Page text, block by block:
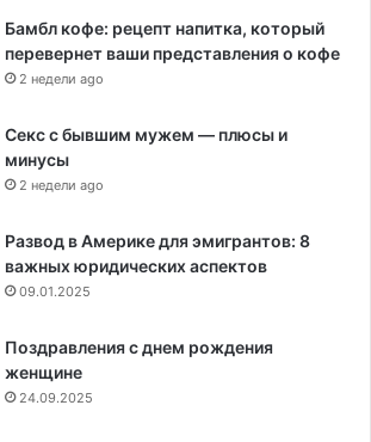
Бамбл кофе: рецепт напитка, который
перевернет ваши представления о кофе
2 недели ago
Секс с бывшим мужем — плюсы и
минусы
2 недели ago
Развод в Америке для эмигрантов: 8
важных юридических аспектов
09.01.2025
Поздравления с днем рождения
женщине
24.09.2025